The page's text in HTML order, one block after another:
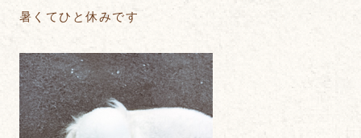
暑くてひと休みです